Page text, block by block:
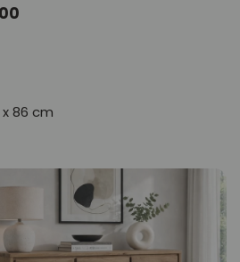
86 cm